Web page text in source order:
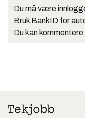
Du må være
Bruk BankID for
Du kan